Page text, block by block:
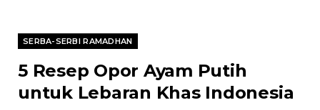
SERBA-SERBI RAMADHAN
5 Resep Opor Ayam Putih
untuk Lebaran Khas Indonesia